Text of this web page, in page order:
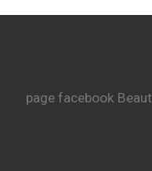
page facebook